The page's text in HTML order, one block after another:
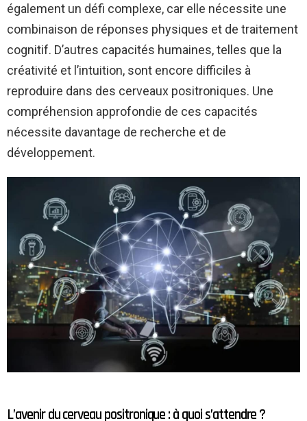
également un défi complexe, car elle nécessite une
combinaison de réponses physiques et de traitement
cognitif. D’autres capacités humaines, telles que la
créativité et l’intuition, sont encore difficiles à
reproduire dans des cerveaux positroniques. Une
compréhension approfondie de ces capacités
nécessite davantage de recherche et de
développement.
L’avenir du cerveau positronique : à quoi s’attendre ?